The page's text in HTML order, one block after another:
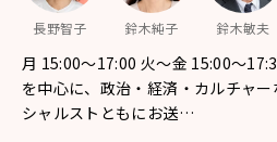
長野智子 鈴木純子 鈴木敏夫
月 15:00～17:00 火～金 15:00～
を中心に、政治・経済・カルチャ
シャルストともにお送…